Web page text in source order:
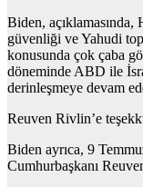
Biden,
güvenliği ve Yahudi
konusunda çok çaba
döneminde ABD ile
derinleşmeye devam
Reuven Rivlin’e
Biden ayrıca, 9
Cumhurbaşkanı